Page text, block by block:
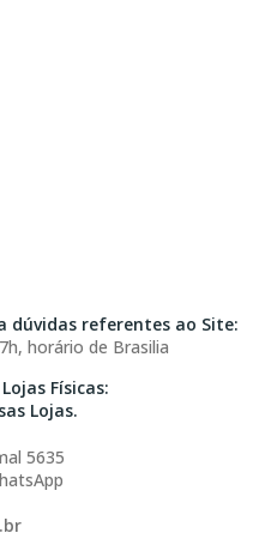
dúvidas referentes ao Site:
horário de Brasilia
Físicas:
Lojas.
5635